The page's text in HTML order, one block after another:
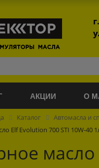
АКЦИИ О
Каталог Автомасла и
Elf Evolution 700 STI 10W-40
масло